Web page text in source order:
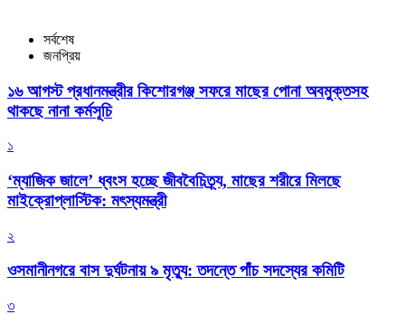
সর্বশেষ
জনপ্রিয়
১৬ আগস্ট প্রধানমন্ত্রীর কিশোরগঞ্জ সফরে মাছের পোনা অবমুক্তসহ
থাকছে নানা কর্মসূচি
১
‘ম্যাজিক জালে’ ধ্বংস হচ্ছে জীববৈচিত্র্য, মাছের শরীরে মিলছে
মাইক্রোপ্লাস্টিক: মৎস্যমন্ত্রী
২
ওসমানীনগরে বাস দুর্ঘটনায় ৯ মৃত্যু: তদন্তে পাঁচ সদস্যের কমিটি
৩